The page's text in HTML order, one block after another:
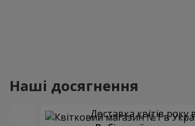
Наші досягнення
Доставка квітів року